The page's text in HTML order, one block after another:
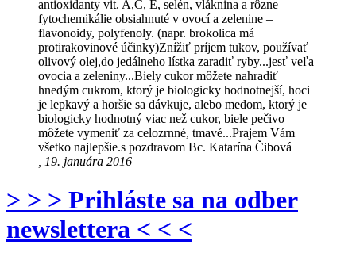
antioxidanty vit. A,C, E, selén, vláknina a rôzne
fytochemikálie obsiahnuté v ovocí a zelenine –
flavonoidy, polyfenoly. (napr. brokolica má
protirakovinové účinky)Znížiť príjem tukov, používať
olivový olej,do jedálneho lístka zaradiť ryby...jesť veľa
ovocia a zeleniny...Biely cukor môžete nahradiť
hnedým cukrom, ktorý je biologicky hodnotnejší, hoci
je lepkavý a horšie sa dávkuje, alebo medom, ktorý je
biologicky hodnotný viac než cukor, biele pečivo
môžete vymeniť za celozrnné, tmavé...Prajem Vám
všetko najlepšie.s pozdravom Bc. Katarína Čibová
, 19. januára 2016
> > > Prihláste sa na odber
newslettera < < <